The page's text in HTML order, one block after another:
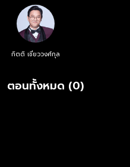
กิตติ เชี่ยววงศ์กุล
ตอนทั้งหมด (0)